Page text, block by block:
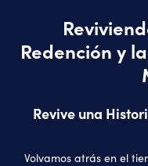
Redención y
Revive una
Volvamos atrás en el